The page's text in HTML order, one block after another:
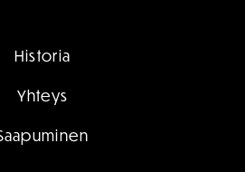
Historia
Yhteys